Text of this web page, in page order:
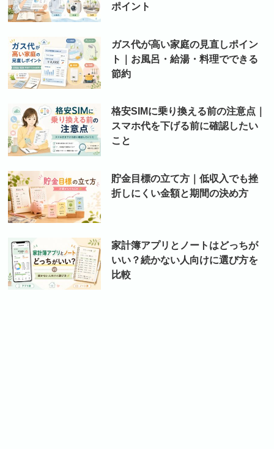
ポイント
ガス代が高い家庭の見直しポイン
ト｜お風呂・給湯・料理でできる
節約
格安SIMに乗り換える前の注意点｜
スマホ代を下げる前に確認したい
こと
貯金目標の立て方｜低収入でも挫
折しにくい金額と期間の決め方
家計簿アプリとノートはどっちが
いい？続かない人向けに選び方を
比較